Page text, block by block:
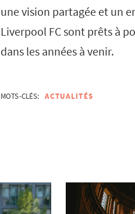
une vision partagée et un
Liverpool FC sont prêts à
dans les années à venir.
MOTS-CLÉS: ACTUALITÉS